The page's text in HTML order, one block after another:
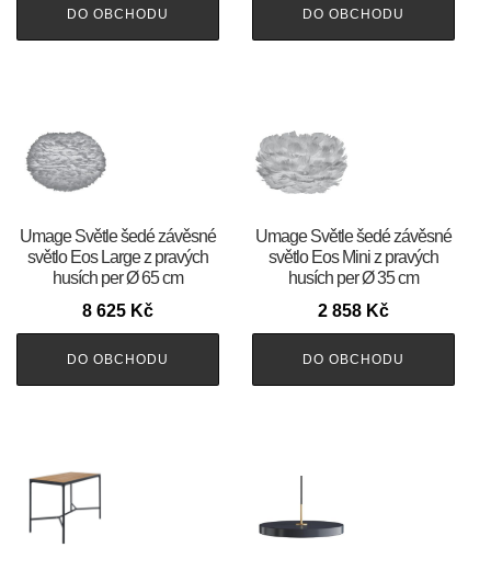
DO OBCHODU DO OBCHODU
Umage Světle šedé závěsné
světlo Eos Large z pravých
husích per Ø 65 cm
8 625 Kč
DO OBCHODU
Umage Světle šedé závěsné
světlo Eos Mini z pravých
husích per Ø 35 cm
2 858 Kč
DO OBCHODU